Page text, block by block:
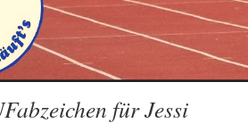
für Jessi